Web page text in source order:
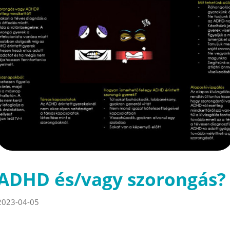
és/vagy szorongás?
04-05